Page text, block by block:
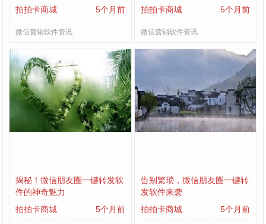
拍拍卡商城
5个月前
微信营销软件资讯
拍拍卡商城
5个月前
微信营销软件资讯
揭秘！微信朋友圈一键转发软
件的神奇魅力
拍拍卡商城
5个月前
告别繁琐，微信朋友圈一键转
发软件来袭
拍拍卡商城
5个月前